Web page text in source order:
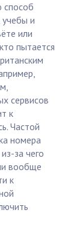
способ
и
или
пытается
сервисов
к
Частой
номера
за чего
вообще
к